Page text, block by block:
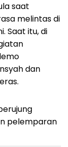
saat
melintas di
Saat itu, di
dan
pelemparan